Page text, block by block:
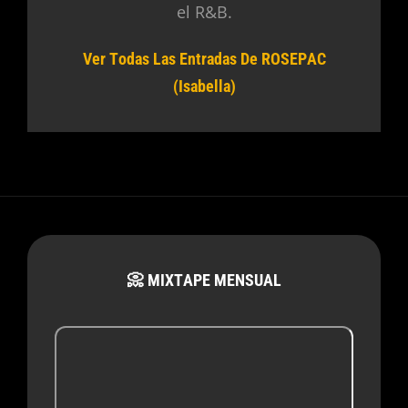
el R&B.
Ver Todas Las Entradas De ROSEPAC
(Isabella)
📀 MIXTAPE MENSUAL